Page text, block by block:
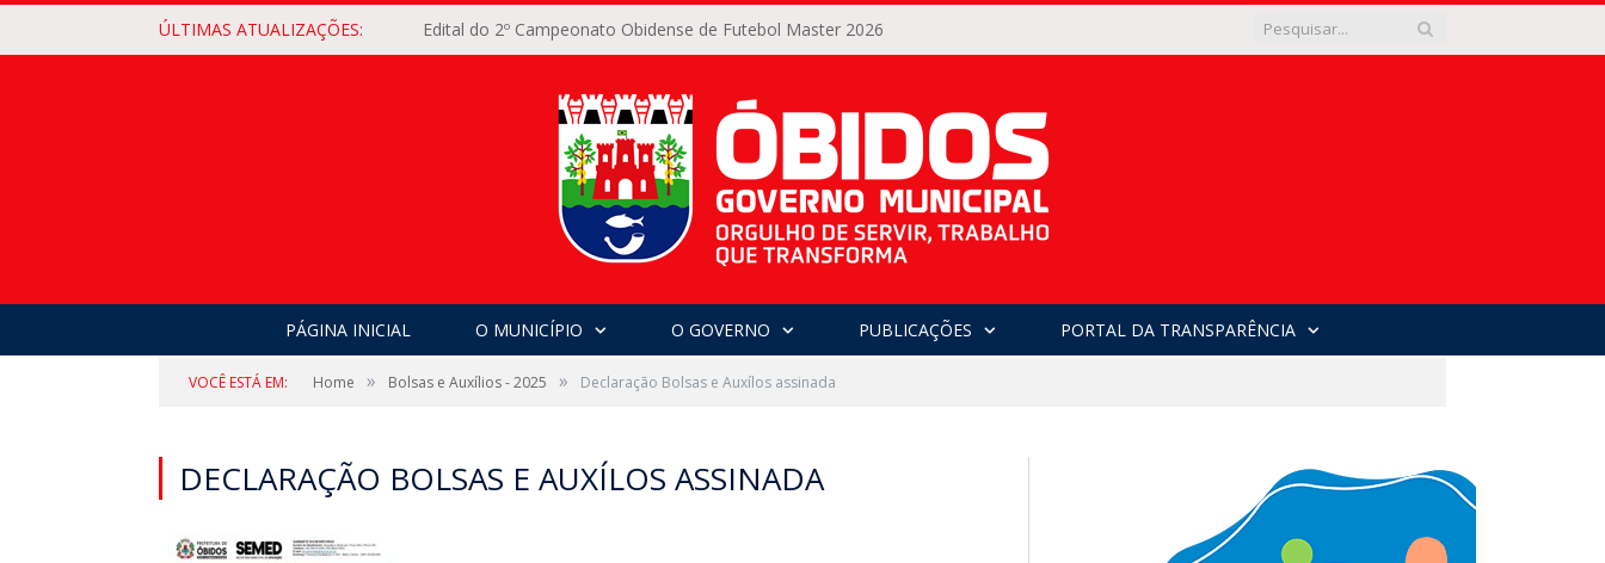
ÚLTIMAS ATUALIZAÇÕES: Edital do 2º Campeonato Obidense de Futebol Master 2026
PÁGINA INICIAL O MUNICÍPIO O GOVERNO PUBLICAÇÕES PORTAL DA TRANSPARÊNCIA
VOCÊ ESTÁ EM: Home » Bolsas e Auxílios - 2025 » Declaração Bolsas e Auxílos assinada
DECLARAÇÃO BOLSAS E AUXÍLOS ASSINADA